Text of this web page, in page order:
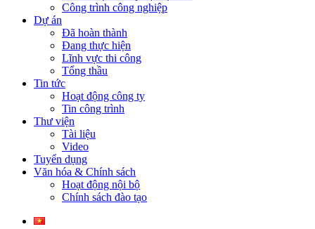
Công trình công nghiệp
Dự án
Đã hoàn thành
Đang thực hiện
Lĩnh vực thi công
Tổng thầu
Tin tức
Hoạt động công ty
Tin công trình
Thư viện
Tài liệu
Video
Tuyển dụng
Văn hóa & Chính sách
Hoạt động nội bộ
Chính sách đào tạo